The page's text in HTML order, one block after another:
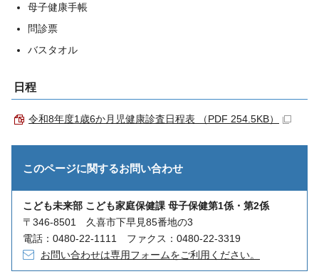
母子健康手帳
問診票
バスタオル
日程
令和8年度1歳6か月児健康診査日程表 （PDF 254.5KB）
このページに関するお問い合わせ
こども未来部 こども家庭保健課 母子保健第1係・第2係
〒346-8501 久喜市下早見85番地の3
電話：0480-22-1111 ファクス：0480-22-3319
お問い合わせは専用フォームをご利用ください。